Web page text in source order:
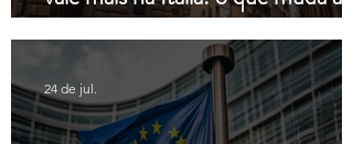
24 de jul.